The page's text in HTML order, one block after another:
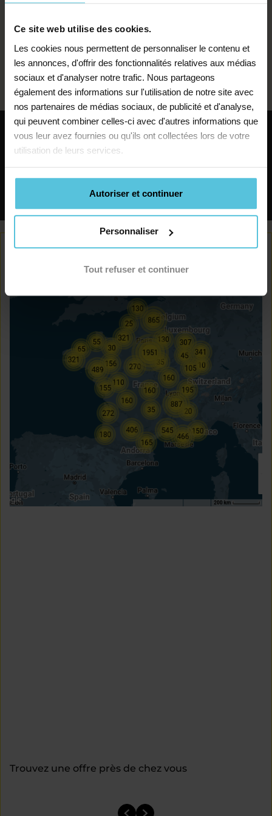
Ce site web utilise des cookies.
Les cookies nous permettent de personnaliser le contenu et
les annonces, d'offrir des fonctionnalités relatives aux médias
sociaux et d'analyser notre trafic. Nous partageons
également des informations sur l'utilisation de notre site avec
nos partenaires de médias sociaux, de publicité et d'analyse,
qui peuvent combiner celles-ci avec d'autres informations que
vous leur avez fournies ou qu'ils ont collectées lors de votre
utilisation de leurs services.
Autoriser et continuer
Personnaliser
Tout refuser et continuer
Nous planifions
ensemble des
échanges réguliers
Pour suivre vos progrès, je fais le point
avec votre enseignant et vous rappelle
pour m’assurer que les cours
élèves tout ce que vous avez appris. Aidez-les à
guitare !
Devenir prof de musique
à Dammartin-en-Goële
Trouvez une offre près de chez vous